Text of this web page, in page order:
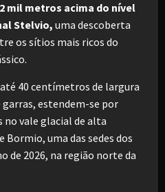
mil metros acima do nível
Stelvio, uma descoberta
os sítios mais ricos do
40 centímetros de largura
estendem-se por
no vale glacial de alta
uma das sedes dos
de 2026, na região norte da